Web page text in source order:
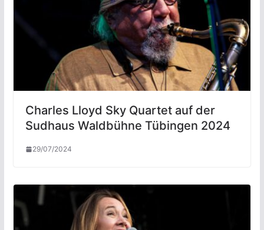
Charles Lloyd Sky Quartet auf der
Sudhaus Waldbühne Tübingen 2024
29/07/2024